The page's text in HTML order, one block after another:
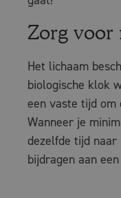
Zorg voor
Het lichaam
biologische klok
een vaste tijd om
Wanneer je
dezelfde tijd
bijdragen aan